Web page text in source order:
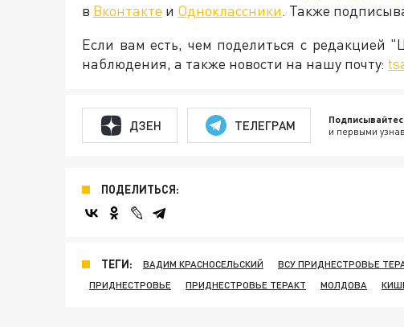
в Вконтакте и Одноклассники. Также
Если вам есть, чем поделиться с редакцией
наблюдения, а также новости на нашу почту:
ДЗЕН ТЕЛЕГРАМ и первыми
ПОДЕЛИТЬСЯ:
ТЕГИ: ВАДИМ КРАСНОСЕЛЬСКИЙ ВСУ ПРИДНЕСТРОВЬЕ
ПРИДНЕСТРОВЬЕ
ПРИДНЕСТРОВЬЕ ТЕРАКТ МОЛДОВА